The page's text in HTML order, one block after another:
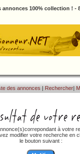
annonces 100% collection ! -
des annonces | Rechercher|
à votre
modifier votre recherche en
le bouton suivant :